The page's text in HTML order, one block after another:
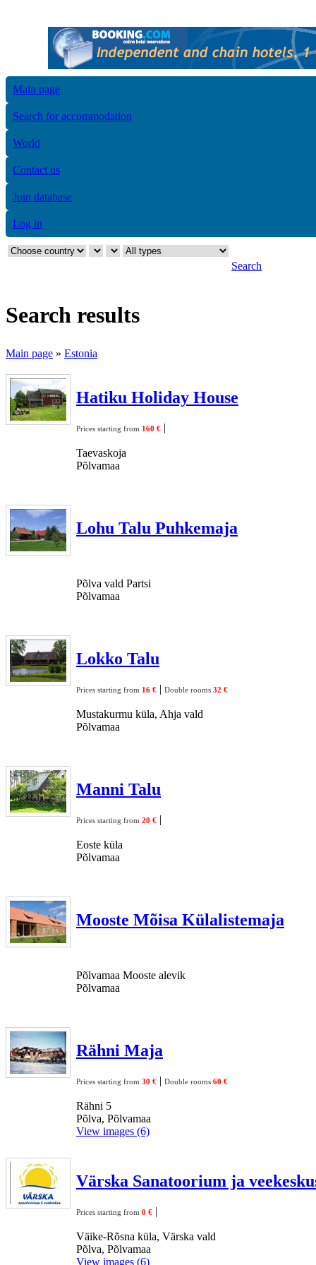
Main page
Search for accommodation
World
Contact us
Join database
Log in
Search
Search results
Main page » Estonia
Hatiku Holiday House
Prices starting from 160 € |
Taevaskoja
Põlvamaa
Lohu Talu Puhkemaja
Põlva vald Partsi
Põlvamaa
Lokko Talu
Prices starting from 16 € | Double rooms 32 €
Mustakurmu küla, Ahja vald
Põlvamaa
Manni Talu
Prices starting from 20 € |
Eoste küla
Põlvamaa
Mooste Mõisa Külalistemaja
Põlvamaa Mooste alevik
Põlvamaa
Rähni Maja
Prices starting from 30 € | Double rooms 60 €
Rähni 5
Põlva, Põlvamaa
View images (6)
Värska Sanatoorium ja
Prices starting from 0 € |
Väike-Rõsna küla, Värska vald
Põlva, Põlvamaa
View images (6)